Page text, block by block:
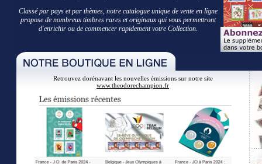
Classé par pays et par thèmes, notre catalogue unique de vente en ligne
propose de nombreux timbres rares et originaux qui vous permettront
d'enrichir ou de commencer rapidement votre Collection.
Retrouvez dorénavant les nouvelles émissions sur notre site
www.theodorechampion.fr